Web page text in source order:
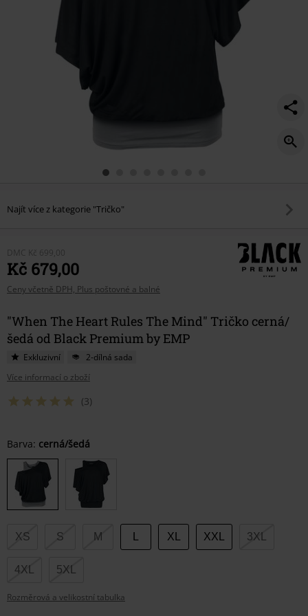
Najít více z kategorie "Tričko"
DMC Kč 699,00
Kč 679,00
Ceny včetně DPH, Plus poštovné a balné
"When The Heart Rules The Mind" Tričko cerná/
šedá od Black Premium by EMP
Exkluzivní
2-dílná sada
Více informací o zboží
(3)
Vyberte
si
velikost
Barva: cerná/šedá
XS S M XL XXL 3XL
4XL 5XL
Rozměrová a velikostní tabulka